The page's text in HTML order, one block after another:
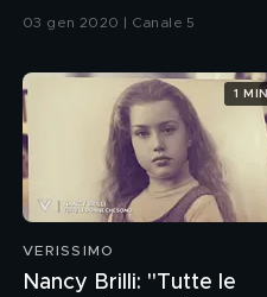
mixato con X Factor
03 gen 2020 | Canale 5
VERISSIMO
Nancy Brilli: "Tutte le
1 MIN